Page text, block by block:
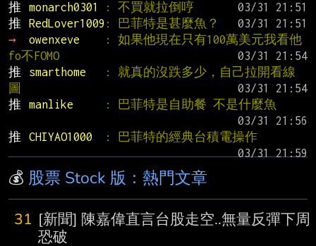
推
monarch0301 : 不買就拉倒哼
推
RedLover1009 : 巴菲特是甚麼魚？
→
owenxeve
: 如果他現在只有100萬美元我看他
fo不FOMO
推
smarthome
: 就真的沒跌多少，自己拉開看線
圖
推
manlike
: 巴菲特是自助餐 不是什麼魚
推
CHIYAO1000
: 巴菲特的經典台積電操作
💰 股票 Stock 版：熱門文章
31 [新聞] 陳嘉偉直言台股走空..無量反彈下周
恐破